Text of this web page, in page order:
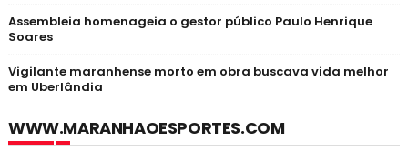
Assembleia homenageia o gestor público Paulo Henrique
Soares
Vigilante maranhense morto em obra buscava vida melhor
em Uberlândia
WWW.MARANHAOESPORTES.COM